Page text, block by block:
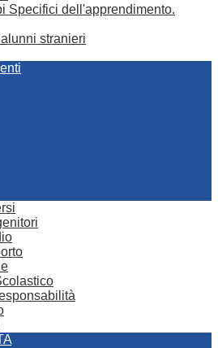
Specifici dell'apprendimento.
stranieri